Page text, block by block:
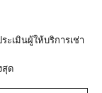
เมินผู้ให้บริการเช่า
สุด